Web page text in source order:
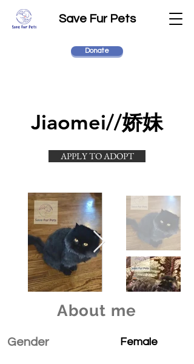
Save Fur Pets
Donate
Jiaomei//娇妹
APPLY TO ADOPT
About me
Gender Female